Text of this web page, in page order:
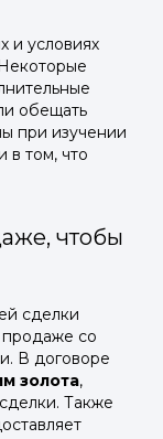
и условиях
обещать
при изучении
в том, что
чтобы
сделки
продаже со
В договоре
золота,
Также